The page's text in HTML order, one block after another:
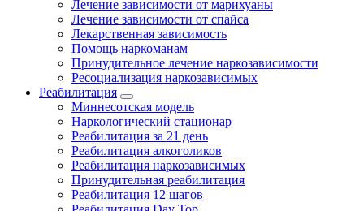
Лечение зависимости от марихуаны
Лечение зависимости от спайса
Лекарственная зависимость
Помощь наркоманам
Принудительное лечение наркозависимости
Ресоциализация наркозависимых
Реабилитация
Миннесотская модель
Наркологический стационар
Реабилитация за 21 день
Реабилитация алкоголиков
Реабилитация наркозависимых
Принудительная реабилитация
Реабилитация 12 шагов